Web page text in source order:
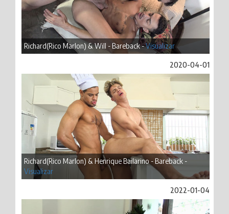
Richard(Rico Marlon) & Will - Bareback -Visualizar
2020-04-01
Richard(Rico Marlon) & Henrique Bailarino - Bareback -
Visualizar
2022-01-04